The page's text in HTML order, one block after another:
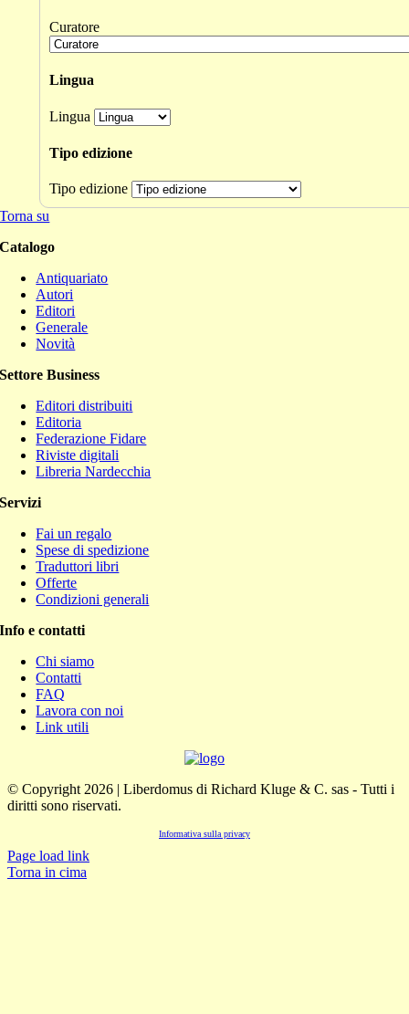
Curatore
Lingua
Lingua
Tipo edizione
Tipo edizione
Torna su
Catalogo
Antiquariato
Autori
Editori
Generale
Novità
Settore Business
Editori distribuiti
Editoria
Federazione Fidare
Riviste digitali
Libreria Nardecchia
Servizi
Fai un regalo
Spese di spedizione
Traduttori libri
Offerte
Condizioni generali
Info e contatti
Chi siamo
Contatti
FAQ
Lavora con noi
Link utili
© Copyright 2026 | Liberdomus di Richard Kluge & C. sas - Tutti i
diritti sono riservati.
Informativa sulla privacy
Page load link
Torna in cima